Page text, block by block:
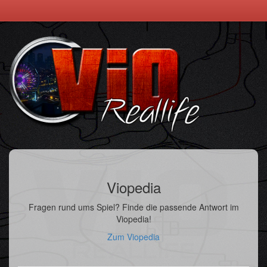
Viopedia
Fragen rund ums Spiel? Finde die passende Antwort im
Viopedia!
Zum Viopedia